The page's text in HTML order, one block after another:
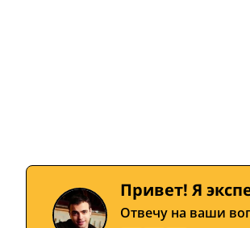
Привет! Я
Отвечу на ваши